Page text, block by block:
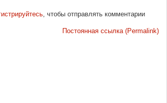
, чтобы отправлять комментарии
Постоянная ссылка (Permalink)